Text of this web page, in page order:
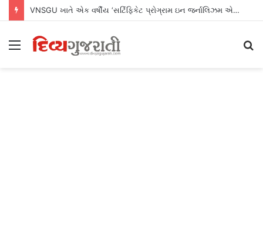
VNSGU ખાતે એક વર્ષીય ‘સર્ટિફિકેટ પ્રોગ્રામ ઇન જર્નાલિઝમ એન્ડ માસ કમ્યુનિકેશન’નો શુભારંભ
Menu